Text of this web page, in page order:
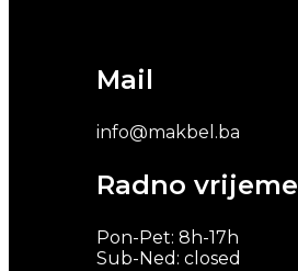
Mail
info@makbel.ba
Radno vrijeme
Pon-Pet: 8h-17h
Sub-Ned: closed